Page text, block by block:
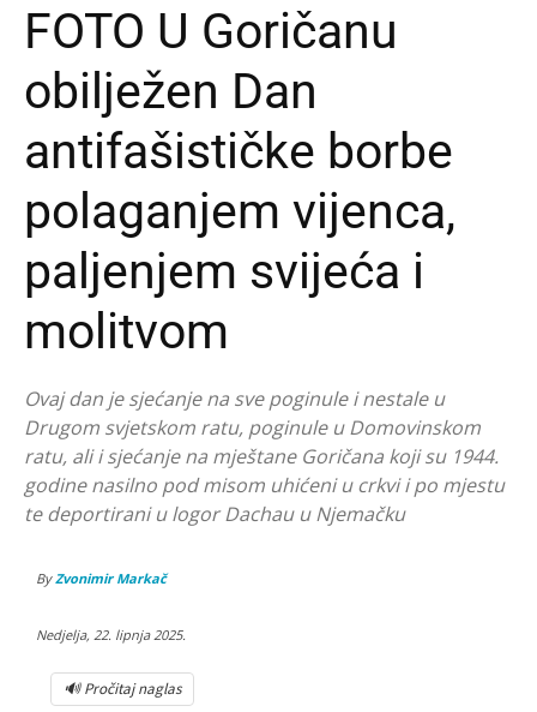
FOTO U Goričanu
obilježen Dan
antifašističke borbe
polaganjem vijenca,
paljenjem svijeća i
molitvom
Ovaj dan je sjećanje na sve poginule i nestale u
Drugom svjetskom ratu, poginule u Domovinskom
ratu, ali i sjećanje na mještane Goričana koji su 1944.
godine nasilno pod misom uhićeni u crkvi i po mjestu
te deportirani u logor Dachau u Njemačku
By Zvonimir Markač
Nedjelja, 22. lipnja 2025.
🔊 Pročitaj naglas